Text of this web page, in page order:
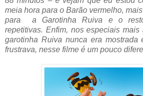
meia hora para o Barão vermelho,
para a Garotinha Ruiva e o
repetitivas. Enfim, nos especiais
garotinha Ruiva nunca era mostrada
frustrava, nesse filme é um pouco